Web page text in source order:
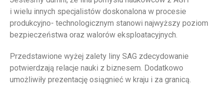
i wielu innych specjalistów doskonalona w procesie
produkcyjno- technologicznym stanowi najwyższy poziom
bezpieczeństwa oraz walorów eksploatacyjnych.
Przedstawione wyżej zalety liny SAG zdecydowanie
potwierdzają relacje nauki z biznesem. Dodatkowo
umożliwiły prezentację osiągnieć w kraju i za granicą.